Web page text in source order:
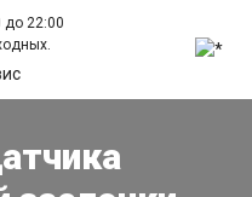
до 22:00